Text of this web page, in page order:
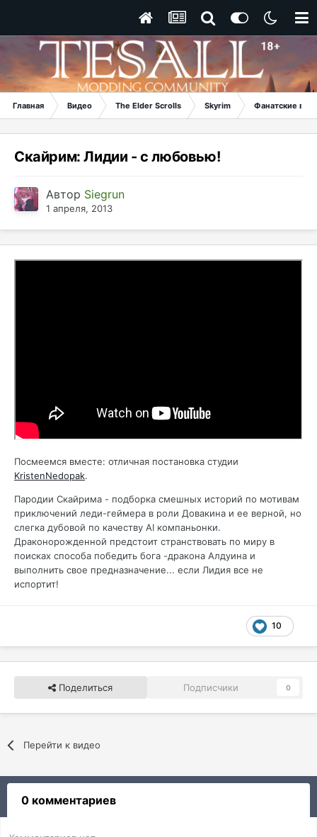
Главная Видео The Elder Scrolls Skyrim Фанатские
Скайрим: Лидии - с любовью!
Автор Siegrun
1 апреля, 2013
Посмеемся вместе: отличная постановка студии
KristenNedopak.
Пародии Скайрима - подборка смешных историй по мотивам
приключений леди-геймера в роли Довакина и ее верной, но
слегка дубовой по качеству AI компаньонки.
Драконорожденной предстоит странствовать по миру в
поисках способа победить бога -дракона Алдуина и
выполнить свое предназначение... если Лидия все не
испортит!
10
Поделиться Подписчики 0
Перейти к видео
0 комментариев